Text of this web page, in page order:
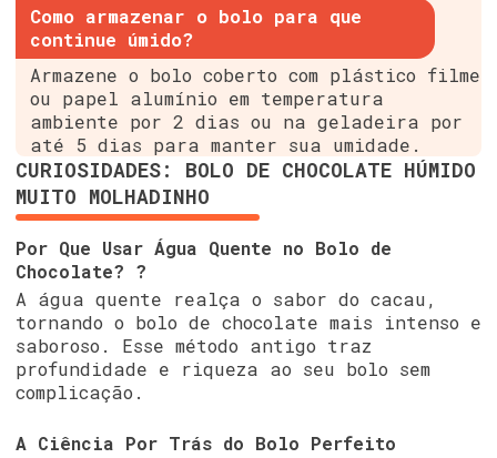
Como armazenar o bolo para que
continue úmido?
Armazene o bolo coberto com plástico filme
ou papel alumínio em temperatura
ambiente por 2 dias ou na geladeira por
até 5 dias para manter sua umidade.
CURIOSIDADES: BOLO DE CHOCOLATE HÚMIDO
MUITO MOLHADINHO
Por Que Usar Água Quente no Bolo de
Chocolate? ?
A água quente realça o sabor do cacau,
tornando o bolo de chocolate mais intenso e
saboroso. Esse método antigo traz
profundidade e riqueza ao seu bolo sem
complicação.
A Ciência Por Trás do Bolo Perfeito